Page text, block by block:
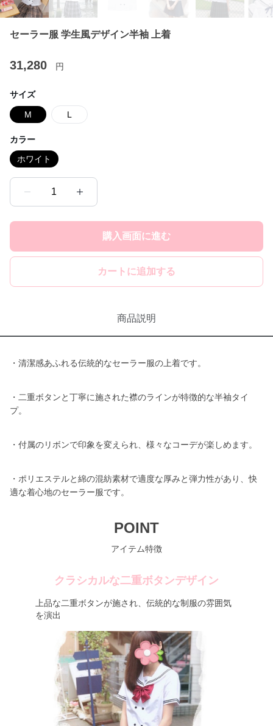
セーラー服 学生風デザイン半袖 上着
31,280 円
サイズ
M L
カラー
ホワイト
1
購入画面に進む
カートに追加する
商品説明
・清潔感あふれる伝統的なセーラー服の上着です。
・二重ボタンと丁寧に施された襟のラインが特徴的な半袖タイ
プ。
・付属のリボンで印象を変えられ、様々なコーデが楽しめます。
・ポリエステルと綿の混紡素材で適度な厚みと弾力性があり、快
適な着心地のセーラー服です。
POINT
アイテム特徴
クラシカルな二重ボタンデザイン
上品な二重ボタンが施され、伝統的な制服の雰囲気
を演出